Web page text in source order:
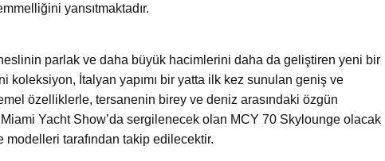
yansıtmaktadır.
parlak ve daha büyük hacimlerini daha da geliştiren yeni bir
koleksiyon, İtalyan yapımı bir yatta ilk kez sunulan geniş ve
özelliklerle, tersanenin birey ve deniz arasındaki özgün
Yacht Show’da sergilenecek olan MCY 70 Skylounge olacak
tarafından takip edilecektir.